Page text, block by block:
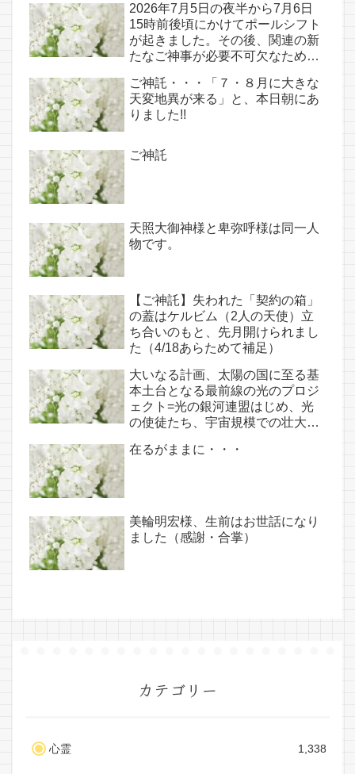
2026年7月5日の夜半から7月6日
15時前後頃にかけてポールシフト
が起きました。その後、関連の新
たなご神事が必要不可欠なため、
点であり古代太陽信仰の中心点で
もある伊弉諾宮、他3ヵ所へのご
神託あり！！
ご神託・・・「７・８月に大きな
天変地異が来る」と、本日朝にあ
りました!!
ご神託
天照大御神様と卑弥呼様は同一人
物です。
【ご神託】失われた「契約の箱」
の蓋はケルビム（2人の天使）立
ち合いのもと、先月開けられまし
た（4/18あらためて補足）
大いなる計画、太陽の国に至る基
本土台となる最前線の光のプロジ
ェクト=光の銀河連盟はじめ、光
の使徒たち、宇宙規模での壮大な
(6/26・28追記あり）
在るがままに・・・
美輪明宏様、生前はお世話になり
ました（感謝・合掌）
カテゴリー
心霊 1,338